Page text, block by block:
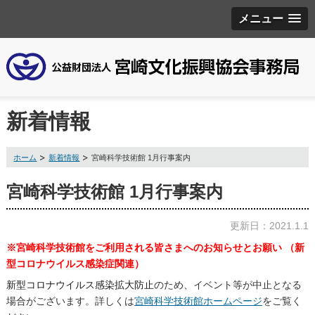
メニュー
新着情報
ホーム 新着情報 宮崎科学技術館 1月行事案内
宮崎科学技術館 1月行事案内
更新日：2021.1.1
※宮崎科学技術館をご利用される皆さまへのお知らせとお願い （新
型コロナウイルス感染症関連）
新型コロナウイルス感染拡大防止のため、イベント等が中止となる
場合がございます。詳しくは宮崎科学技術館ホームページをご覧く